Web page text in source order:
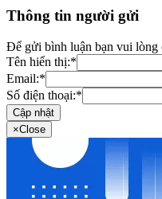
Thông tin người gửi
Để gửi bình luận bạn vui lòng
Tên hiển thị:*
Email:*
Số điện thoại:*
Cập nhật
×Close